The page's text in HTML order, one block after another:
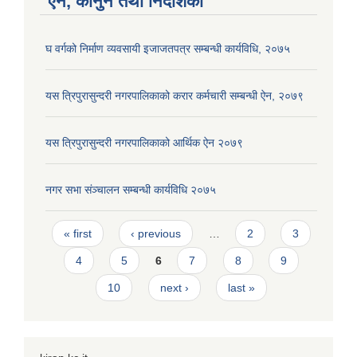
घ वर्गको निर्माण व्यवसायी इजाजतपत्र सम्बन्धी कार्यविधि, २०७५
यस त्रिपुरासुन्दरी नगरपालिकाको करार कर्मचारी सम्बन्धी ऐन, २०७९
यस त्रिपुरासुन्दरी नगरपालिकाको आर्थिक ऐन २०७९
नगर सभा संञ्चालन सम्बन्धी कार्यविधि २०७५
Pages
« first ‹ previous 2 3
4 5 6 7 8 9
10 next › last »